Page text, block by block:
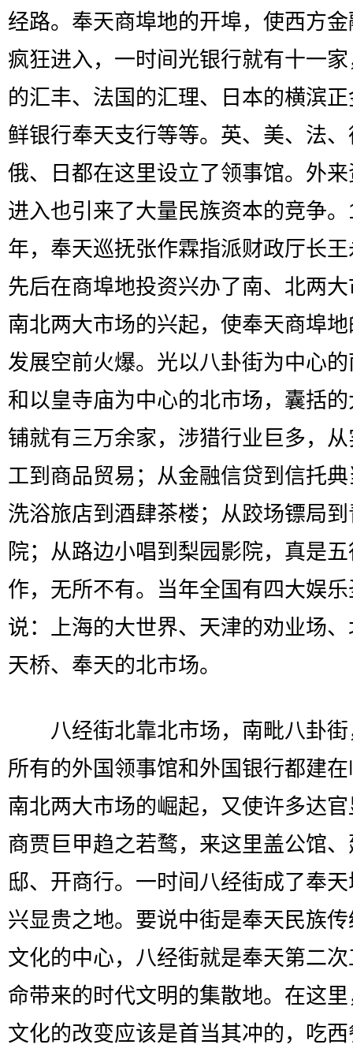
经路。奉天商埠地的开埠，使西方
疯狂进入，一时间光银行就有十一
的汇丰、法国的汇理、日本的横滨
鲜银行奉天支行等等。英、美、法
俄、日都在这里设立了领事馆。外
进入也引来了大量民族资本的竞争
年，奉天巡抚张作霖指派财政厅长
先后在商埠地投资兴办了南、北两
南北两大市场的兴起，使奉天商埠
发展空前火爆。光以八卦街为中心
和以皇寺庙为中心的北市场，囊括
铺就有三万余家，涉猎行业巨多，
工到商品贸易；从金融信贷到信托
洗浴旅店到酒肆茶楼；从跤场镖局
院；从路边小唱到梨园影院，真是
作，无所不有。当年全国有四大娱
说：上海的大世界、天津的劝业场
天桥、奉天的北市场。
八经街北靠北市场，南毗八卦街
所有的外国领事馆和外国银行都建
南北两大市场的崛起，又使许多达
商贾巨甲趋之若鹜，来这里盖公馆
邸、开商行。一时间八经街成了奉
兴显贵之地。要说中街是奉天民族
文化的中心，八经街就是奉天第二
命带来的时代文明的集散地。在这
文化的改变应该是首当其冲的，吃